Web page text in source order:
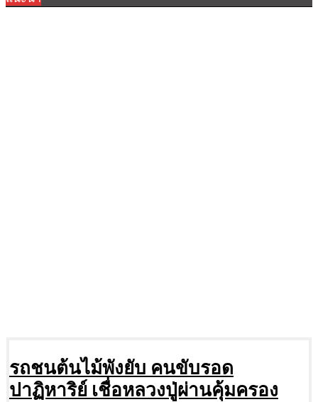
รถชนต้นไม้พังยับ คนขับรอด
ปาฏิหาริย์ เชื่อหลวงปู่ผ่านคุ้มครอง